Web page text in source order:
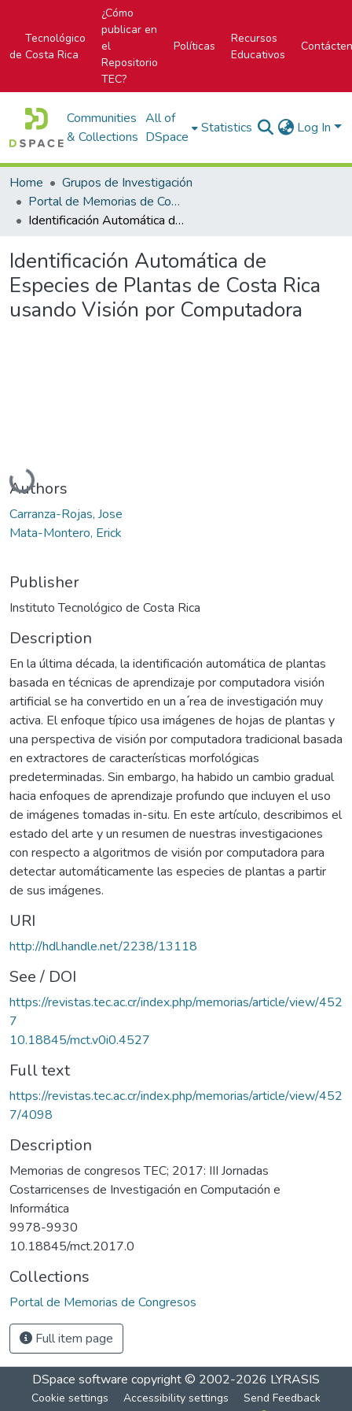
Tecnológico
de Costa Rica
¿Cómo
publicar en
el
Repositorio
TEC?
Políticas
Recursos
Educativos
Communities
& Collections
All of
DSpace
Statistics Log In
Home
Grupos de Investigación
Portal de Memorias de Congresos
Identificación Automática de Especies de Plantas de Costa Rica usando Visión por Computadora
Identificación Automática de
Especies de Plantas de Costa Rica
usando Visión por Computadora
Loading...
Authors
Carranza-Rojas, Jose
Mata-Montero, Erick
Publisher
Instituto Tecnológico de Costa Rica
Description
En la última década, la identificación automática de plantas
basada en técnicas de aprendizaje por computadora visión
artificial se ha convertido en un a ́rea de investigación muy
activa. El enfoque típico usa imágenes de hojas de plantas y
una perspectiva de visión por computadora tradicional basada
en extractores de características morfológicas
predeterminadas. Sin embargo, ha habido un cambio gradual
hacia enfoques de aprendizaje profundo que incluyen el uso
de imágenes tomadas in-situ. En este artículo, describimos el
estado del arte y un resumen de nuestras investigaciones
con respecto a algoritmos de visión por computadora para
detectar automáticamente las especies de plantas a partir
de sus imágenes.
URI
http://hdl.handle.net/2238/13118
See / DOI
https://revistas.tec.ac.cr/index.php/memorias/article/view/452
7
10.18845/mct.v0i0.4527
Full text
https://revistas.tec.ac.cr/index.php/memorias/article/view/452
7/4098
Description
Memorias de congresos TEC; 2017: III Jornadas
Costarricenses de Investigación en Computación e
Informática
9978-9930
10.18845/mct.2017.0
Collections
Portal de Memorias de Congresos
Full item page
DSpace software copyright © 2002-2026 LYRASIS
Cookie settings Accessibility settings Send Feedback